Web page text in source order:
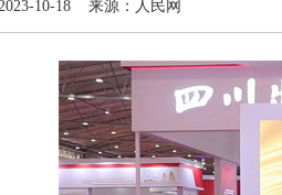
10-18 来源：人民网